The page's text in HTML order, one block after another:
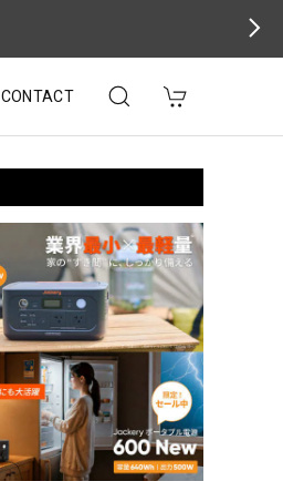
CONTACT